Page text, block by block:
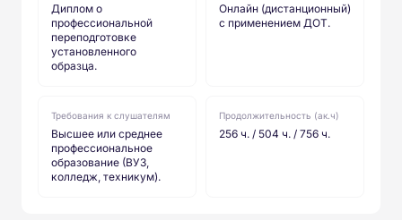
Диплом о
профессиональной
переподготовке
установленного
образца.
Онлайн (дистанционный)
с применением ДОТ.
Требования к слушателям
Высшее или среднее
профессиональное
образование (ВУЗ,
колледж, техникум).
Продолжительность (ак.ч)
256 ч. / 504 ч. / 756 ч.